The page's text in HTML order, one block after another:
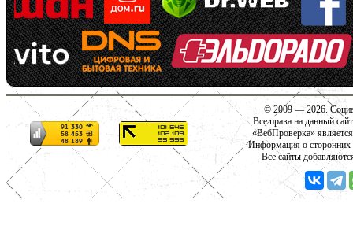
© 2009 — 2026.
Все права на данный
«ВебПроверка»
Информация о сторонних
Все сайты